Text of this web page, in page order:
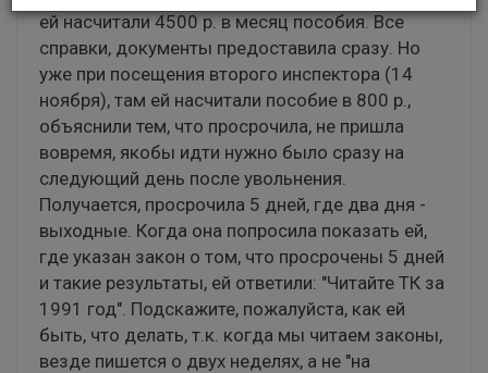
ей насчитали 4500 р. в месяц пособия. Все
справки, документы предоставила сразу. Но
уже при посещения второго инспектора (14
ноября), там ей насчитали пособие в 800 р.,
объяснили тем, что просрочила, не пришла
вовремя, якобы идти нужно было сразу на
следующий день после увольнения.
Получается, просрочила 5 дней, где два дня -
выходные. Когда она попросила показать ей,
где указан закон о том, что просрочены 5 дней
и такие результаты, ей ответили: "Читайте ТК за
1991 год". Подскажите, пожалуйста, как ей
быть, что делать, т.к. когда мы читаем законы,
везде пишется о двух неделях, а не "на